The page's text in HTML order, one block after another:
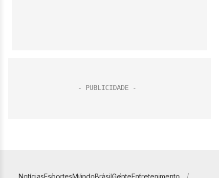
NotíciasEsportesMundoBrasilGenteEntretenimento